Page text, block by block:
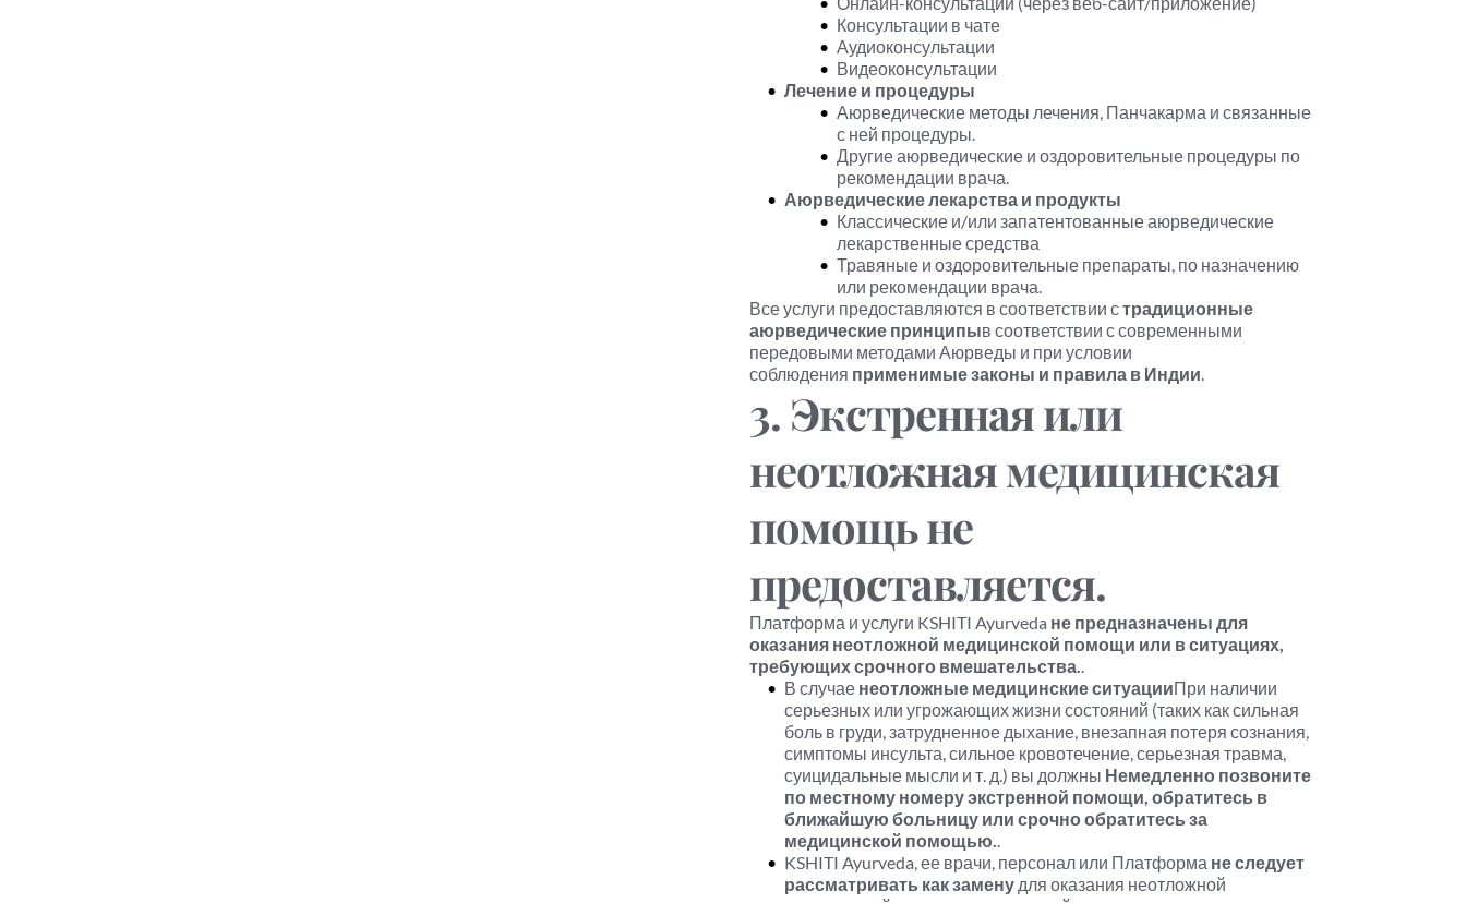
Консультации в чате
Аудиоконсультации
Видеоконсультации
Лечение и процедуры
Аюрведические методы лечения, Панчакарма и связанные
с ней процедуры.
Другие аюрведические и оздоровительные процедуры по
рекомендации врача.
Аюрведические лекарства и продукты
Классические и/или запатентованные аюрведические
лекарственные средства
Травяные и оздоровительные препараты, по назначению
или рекомендации врача.
Все услуги предоставляются в соответствии с традиционные
аюрведические принципыв соответствии с современными
передовыми методами Аюрведы и при условии
соблюдения применимые законы и правила в Индии.
3. Экстренная или
неотложная медицинская
помощь не
предоставляется.
Платформа и услуги KSHITI Ayurveda не предназначены для
оказания неотложной медицинской помощи или в ситуациях,
требующих срочного вмешательства..
В случае неотложные медицинские ситуацииПри наличии
серьезных или угрожающих жизни состояний (таких как сильная
боль в груди, затрудненное дыхание, внезапная потеря сознания,
симптомы инсульта, сильное кровотечение, серьезная травма,
суицидальные мысли и т. д.) вы должны Немедленно позвоните
по местному номеру экстренной помощи, обратитесь в
ближайшую больницу или срочно обратитесь за
медицинской помощью..
KSHITI Ayurveda, ее врачи, персонал или Платформа не следует
рассматривать как замену для оказания неотложной